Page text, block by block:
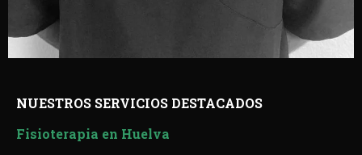
NUESTROS SERVICIOS DESTACADOS
Fisioterapia en Huelva